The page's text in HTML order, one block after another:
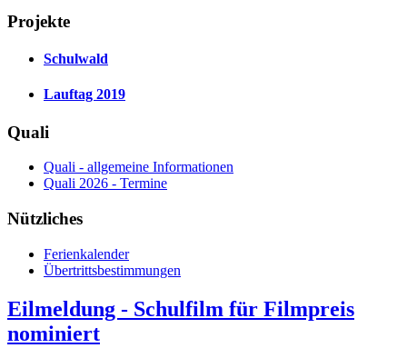
Projekte
Schulwald
Lauftag 2019
Quali
Quali - allgemeine Informationen
Quali 2026 - Termine
Nützliches
Ferienkalender
Übertrittsbestimmungen
Eilmeldung - Schulfilm für Filmpreis
nominiert